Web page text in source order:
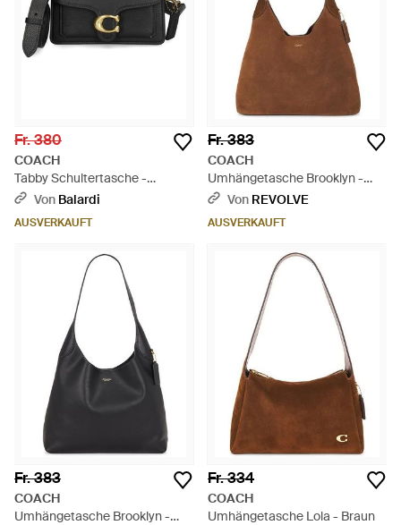
Fr. 380
COACH
Tabby Schultertasche -
Schwarz
Von Balardi
AUSVERKAUFT
Fr. 383
COACH
Umhängetasche Brooklyn -
Braun
Von REVOLVE
AUSVERKAUFT
Fr. 383
COACH
Umhängetasche Brooklyn -
Fr. 334
COACH
Umhängetasche Lola - Braun